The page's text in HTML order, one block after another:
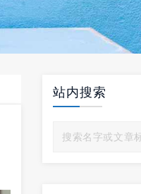
站内搜索